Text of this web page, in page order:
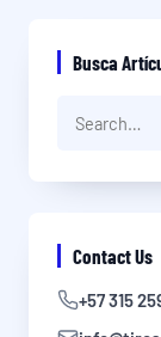
Busca
Contact Us
+57 315